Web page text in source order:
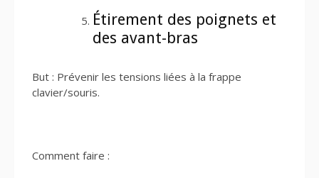
Étirement des poignets et
des avant-bras
But : Prévenir les tensions liées à la frappe
clavier/souris.
Comment faire :